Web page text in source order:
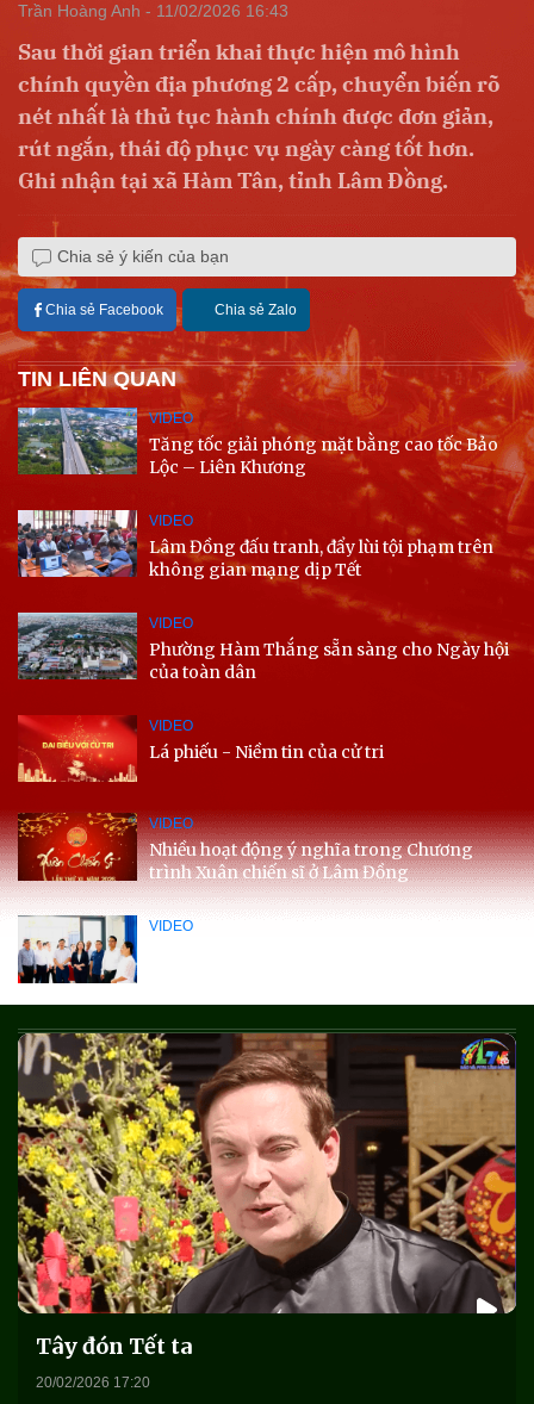
Trần Hoàng Anh - 11/02/2026 16:43
Sau thời gian triển khai thực hiện mô hình
chính quyền địa phương 2 cấp, chuyển biến rõ
nét nhất là thủ tục hành chính được đơn giản,
rút ngắn, thái độ phục vụ ngày càng tốt hơn.
Ghi nhận tại xã Hàm Tân, tỉnh Lâm Đồng.
Chia sẻ ý kiến của bạn
Chia sẻ Facebook Chia sẻ Zalo
TIN LIÊN QUAN
VIDEO
Tăng tốc giải phóng mặt bằng cao tốc Bảo
Lộc – Liên Khương
VIDEO
Lâm Đồng đấu tranh, đẩy lùi tội phạm trên
không gian mạng dịp Tết
VIDEO
Phường Hàm Thắng sẵn sàng cho Ngày hội
của toàn dân
VIDEO
Lá phiếu - Niềm tin của cử tri
VIDEO
Nhiều hoạt động ý nghĩa trong Chương
trình Xuân chiến sĩ ở Lâm Đồng
VIDEO
Tây đón Tết ta
20/02/2026 17:20